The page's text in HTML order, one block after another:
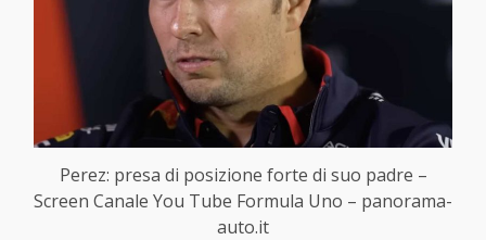
Perez: presa di posizione forte di suo padre –
Screen Canale You Tube Formula Uno – panorama-
auto.it